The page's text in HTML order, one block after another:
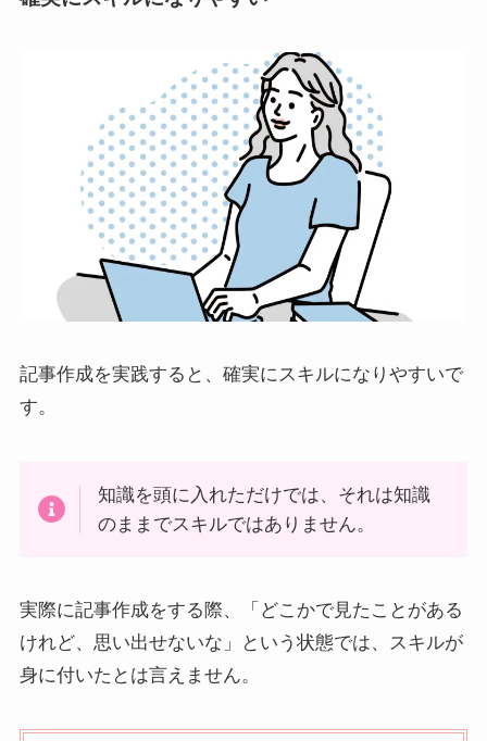
記事作成を実践すると、確実にスキルになりやすいで
す。
知識を頭に入れただけでは、それは知識
のままでスキルではありません。
実際に記事作成をする際、「どこかで見たことがある
けれど、思い出せないな」という状態では、スキルが
身に付いたとは言えません。